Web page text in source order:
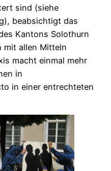
sind (siehe
beabsichtigt das
Kantons Solothurn
mit allen Mitteln
macht einmal mehr
in
in einer entrechteten